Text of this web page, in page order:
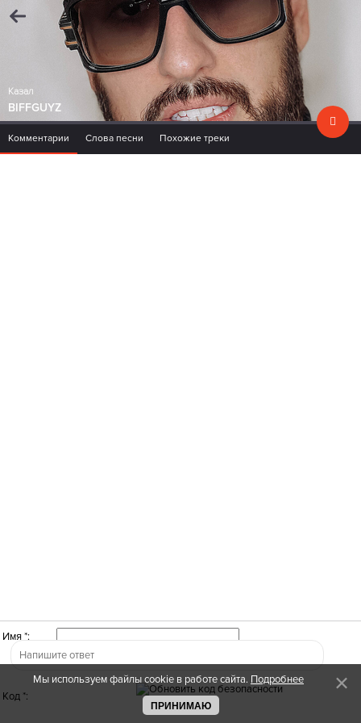
Казал
BIFFGUYZ
Комментарии Слова песни Похожие треки
Имя *:
Код *:
Мы используем файлы cookie в работе сайта. Подробнее
ПРИНИМАЮ